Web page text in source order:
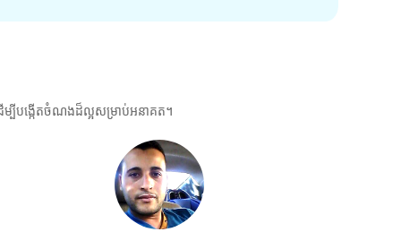
បីបង្កើតចំណងដ៏ល្អសម្រាប់អនាគត។